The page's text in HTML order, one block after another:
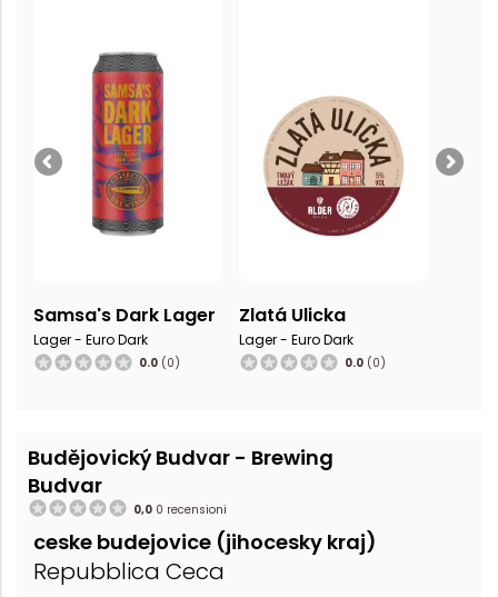
Samsa's Dark Lager
Lager - Euro Dark
0.0 (0)
Zlatá Ulicka
Lager - Euro Dark
0.0 (0)
Budějovický Budvar - Brewing
Budvar
0,0 0 recensioni
ceske budejovice (jihocesky kraj)
Repubblica Ceca